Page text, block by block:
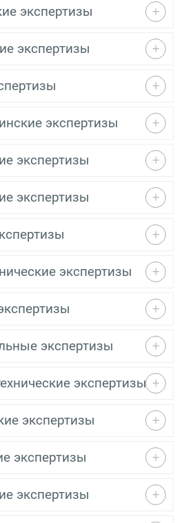
экспертизы
экспертизы
экспертизы
экспертизы
экспертизы
экспертизы
экспертизы
экспертизы
экспертизы
экспертизы
экспертизы